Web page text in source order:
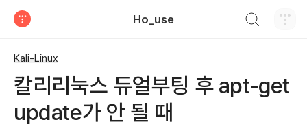
Ho_use
Kali-Linux
칼리리눅스 듀얼부팅 후 apt-get
update가 안 될 때